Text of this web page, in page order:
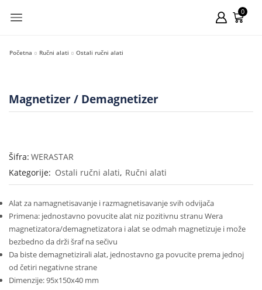
0
Početna Ručni alati Ostali ručni alati
Magnetizer / Demagnetizer
Šifra: WERASTAR
Kategorije: Ostali ručni alati, Ručni alati
Alat za namagnetisavanje i razmagnetisavanje svih odvijača
Primena: jednostavno povucite alat niz pozitivnu stranu Wera
magnetizatora/demagnetizatora i alat se odmah magnetizuje i može
bezbedno da drži šraf na sečivu
Da biste demagnetizirali alat, jednostavno ga povucite prema jednoj
od četiri negativne strane
Dimenzije: 95x150x40 mm